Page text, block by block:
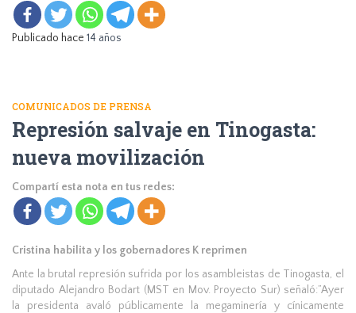
Publicado hace 14 años
COMUNICADOS DE PRENSA
Represión salvaje en Tinogasta:
nueva movilización
Compartí esta nota en tus redes:
Cristina habilita y los gobernadores K reprimen
Ante la brutal represión sufrida por los asambleistas de Tinogasta, el
diputado Alejandro Bodart (MST en Mov. Proyecto Sur) señaló:”Ayer
la presidenta avaló públicamente la megaminería y cínicamente